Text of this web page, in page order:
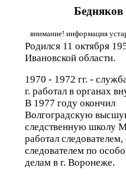
внимание! информация
Родился 11 октября
Ивановской области.
1970 - 1972 гг. -
г. работал в органах
В 1977 году окончил
Волгоградскую
следственную школу
работал следователем,
следователем по
делам в г. Воронеже.